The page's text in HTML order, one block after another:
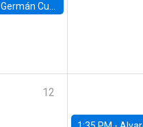
Germán Cubas, University of Houston
12